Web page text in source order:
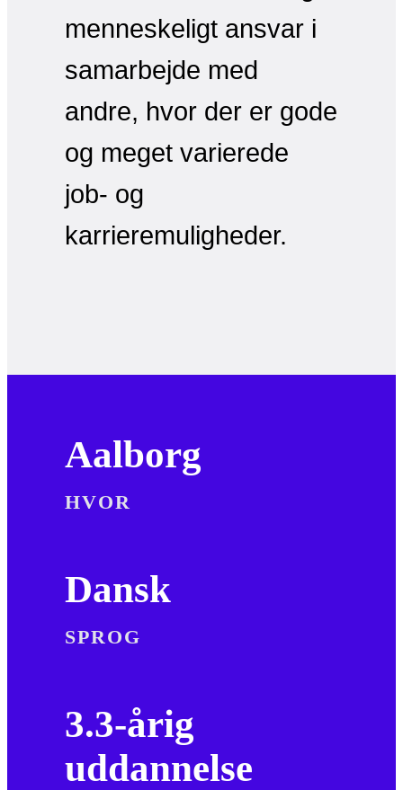
menneskeligt ansvar i
samarbejde med
andre, hvor der er gode
og meget varierede
job- og
karrieremuligheder.
Aalborg
HVOR
Dansk
SPROG
3.3-årig
uddannelse